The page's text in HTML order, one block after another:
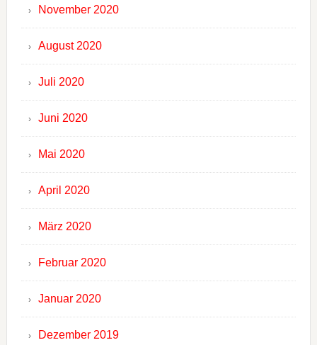
November 2020
August 2020
Juli 2020
Juni 2020
Mai 2020
April 2020
März 2020
Februar 2020
Januar 2020
Dezember 2019